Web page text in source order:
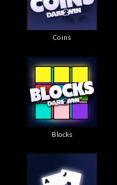
Coins
Blocks